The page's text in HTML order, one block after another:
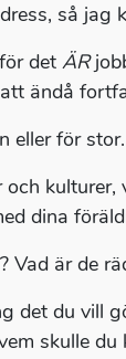
så jag
det ÄR
ändå
eller för stor.
dina
Vad är de
det du vill
skulle